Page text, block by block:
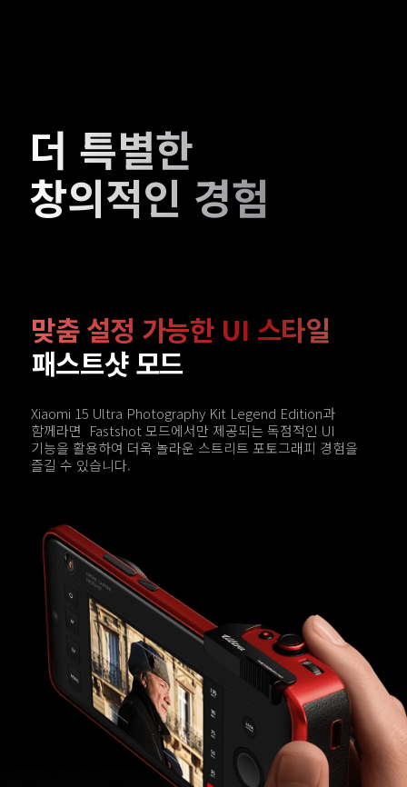
더 특별한
창의적인 경험
맞춤 설정 가능한 UI 스타일
패스트샷 모드
Xiaomi 15 Ultra Photography Kit Legend Edition과
함께라면  Fastshot 모드에서만 제공되는 독점적인 UI
기능을 활용하여 더욱 놀라운 스트리트 포토그래피 경험을
즐길 수 있습니다.